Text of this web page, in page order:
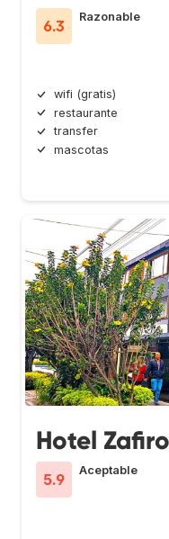
6.3
Razonable
wifi (gratis)
restaurante
transfer
mascotas
Hotel
5.9
Aceptable